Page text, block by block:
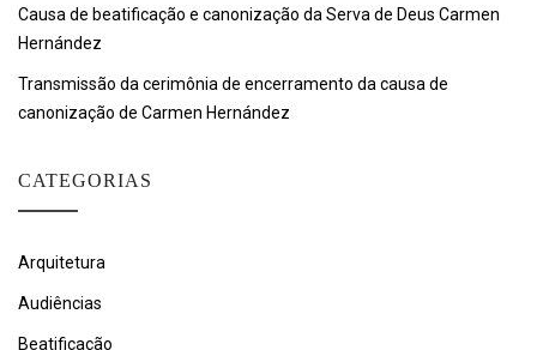
Causa de beatificação e canonização da Serva de Deus Carmen
Hernández
Transmissão da cerimônia de encerramento da causa de
canonização de Carmen Hernández
CATEGORIAS
Arquitetura
Audiências
Beatificação